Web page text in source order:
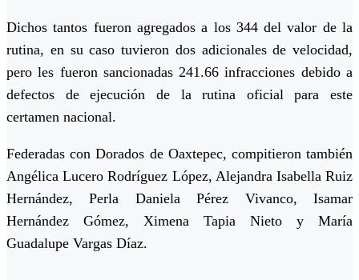
Dichos tantos fueron agregados a los 344 del valor de la
rutina, en su caso tuvieron dos adicionales de velocidad,
pero les fueron sancionadas 241.66 infracciones debido a
defectos de ejecución de la rutina oficial para este
certamen nacional.
Federadas con Dorados de Oaxtepec, compitieron también
Angélica Lucero Rodríguez López, Alejandra Isabella Ruiz
Hernández, Perla Daniela Pérez Vivanco, Isamar
Hernández Gómez, Ximena Tapia Nieto y María
Guadalupe Vargas Díaz.